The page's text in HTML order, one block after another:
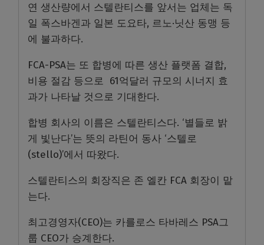
연 생산량에서 스텔란티스를 앞서는 업체는 독
일 폭스바겐과 일본 도요타, 르노·닛산 동맹 등
에 불과하다.
FCA-PSA는 또 합병에 따른 생산 플랫폼 결합,
비용 절감 등으로 61억달러 규모의 시너지 효
과가 나타날 것으로 기대한다.
합병 회사의 이름은 스텔란티스다. ‘별들로 밝
게 빛난다’는 뜻의 라틴어 동사 ‘스텔로
(stello)’에서 따왔다.
스텔란티스의 회장직은 존 엘칸 FCA 회장이 맡
는다.
최고경영자(CEO)는 카를로스 타바레스 PSA그
룹 CEO가 승계한다.